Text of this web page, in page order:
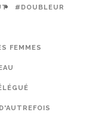
#DOUBLEUR
FEMMES